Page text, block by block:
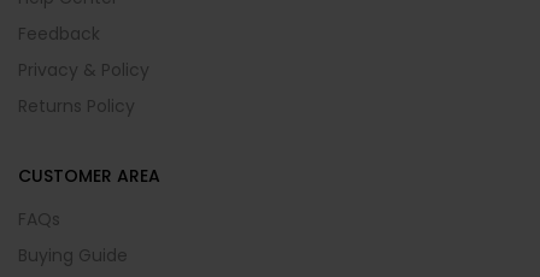
Feedback
Privacy & Policy
Returns Policy
CUSTOMER AREA
FAQs
Buying Guide